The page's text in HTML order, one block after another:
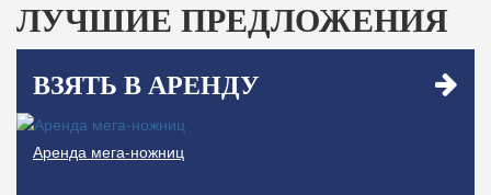
ЛУЧШИЕ ПРЕДЛОЖЕНИЯ
ВЗЯТЬ В АРЕНДУ
Аренда мега-ножниц